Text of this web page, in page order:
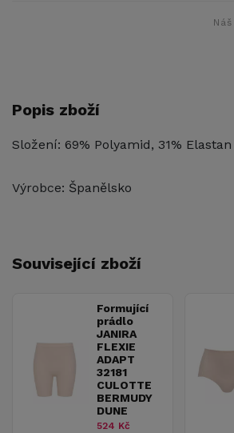
Popis zboží
Složení: 69% Polyamid, 31% Elastan
Výrobce: Španělsko
Související zboží
Formující
prádlo
JANIRA
FLEXIE
ADAPT
32181
CULOTTE
BERMUDY
DUNE
524 Kč